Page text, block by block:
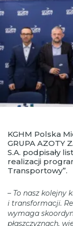
KGHM Polska
GRUPA AZOTY
S.A. podpisały
realizacji
Transportowy”.
– To nasz kolejny
i transformacji.
wymaga
płaszczyznach,